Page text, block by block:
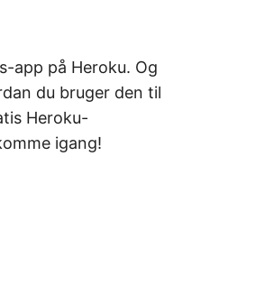
app på Heroku. Og
du bruger den til
Heroku-
igang!